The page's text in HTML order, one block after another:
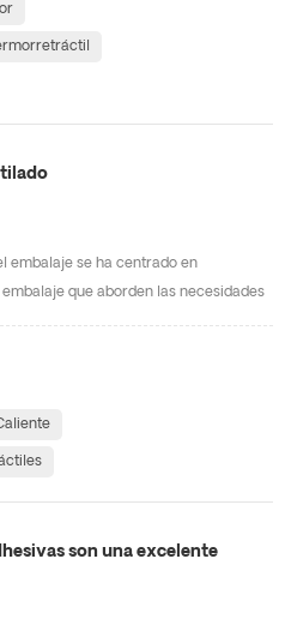
embalaje se ha centrado en
que aborden las necesidades
embalaje. Según el principio
túneles de envoltura retráctil pueden
son una excelente